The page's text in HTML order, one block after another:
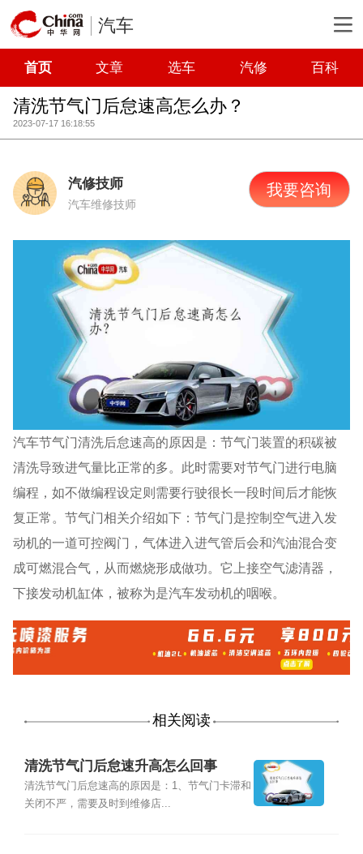
汽车
首页 文章 选车 汽修 百科
清洗节气门后怠速高怎么办？
2023-07-17 16:18:55
汽修技师
汽车维修技师
我要咨询
汽车节气门清洗后怠速高的原因是：节气门装置的积碳被
清洗导致进气量比正常的多。此时需要对节气门进行电脑
编程，如不做编程设定则需要行驶很长一段时间后才能恢
复正常。节气门相关介绍如下：节气门是控制空气进入发
动机的一道可控阀门，气体进入进气管后会和汽油混合变
成可燃混合气，从而燃烧形成做功。它上接空气滤清器，
下接发动机缸体，被称为是汽车发动机的咽喉。
相关阅读
清洗节气门后怠速升高怎么回事
清洗节气门后怠速高的原因是：1、节气门卡滞和
关闭不严，需要及时到维修店...